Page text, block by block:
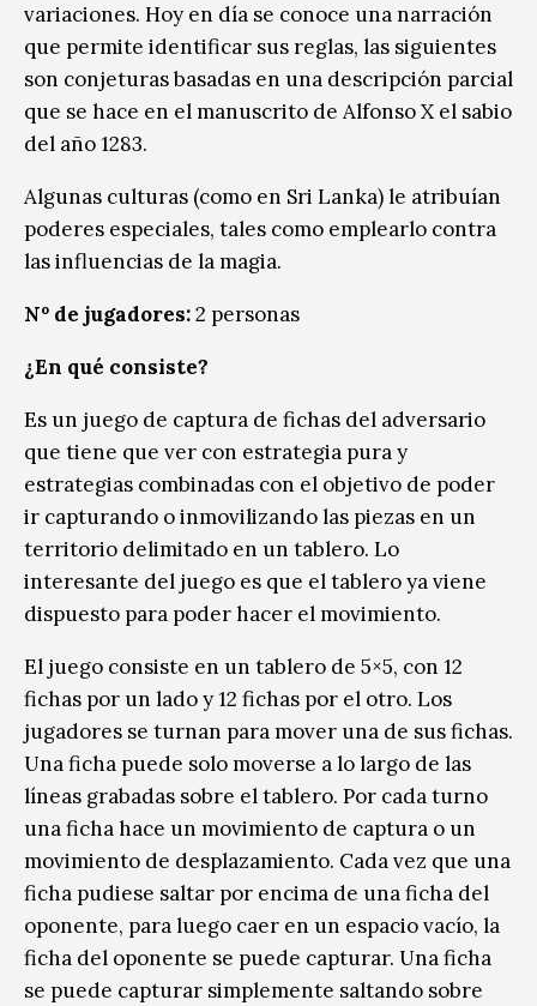
variaciones. Hoy en día se conoce una narración
que permite identificar sus reglas, las siguientes
son conjeturas basadas en una descripción parcial
que se hace en el manuscrito de Alfonso X el sabio
del año 1283.
Algunas culturas (como en Sri Lanka) le atribuían
poderes especiales, tales como emplearlo contra
las influencias de la magia.
Nº de jugadores:2 personas
¿En qué consiste?
Es un juego de captura de fichas del adversario
que tiene que ver con estrategia pura y
estrategias combinadas con el objetivo de poder
ir capturando o inmovilizando las piezas en un
territorio delimitado en un tablero. Lo
interesante del juego es que el tablero ya viene
dispuesto para poder hacer el movimiento.
El juego consiste en un tablero de 5×5, con 12
fichas por un lado y 12 fichas por el otro. Los
jugadores se turnan para mover una de sus fichas.
Una ficha puede solo moverse a lo largo de las
líneas grabadas sobre el tablero. Por cada turno
una ficha hace un movimiento de captura o un
movimiento de desplazamiento. Cada vez que una
ficha pudiese saltar por encima de una ficha del
oponente, para luego caer en un espacio vacío, la
ficha del oponente se puede capturar. Una ficha
se puede capturar simplemente saltando sobre